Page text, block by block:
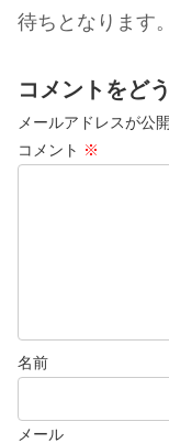
待ちとなります
コメントをど
メールアドレスが公
コメント ※
名前
メール